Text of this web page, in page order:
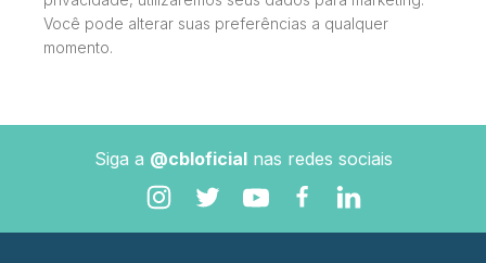
Você pode alterar suas preferências a qualquer
momento.
Siga a @cbloficialnas redes sociais